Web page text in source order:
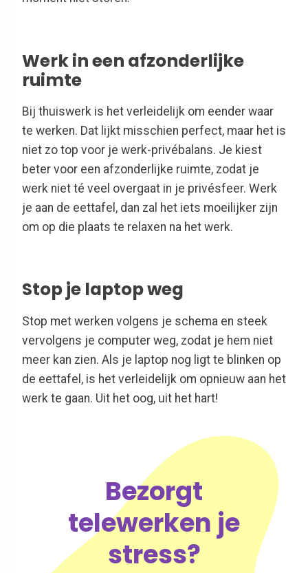
Werk in een afzonderlijke
ruimte
Bij thuiswerk is het verleidelijk om eender waar
te werken. Dat lijkt misschien perfect, maar het is
niet zo top voor je werk-privébalans. Je kiest
beter voor een afzonderlijke ruimte, zodat je
werk niet té veel overgaat in je privésfeer. Werk
je aan de eettafel, dan zal het iets moeilijker zijn
om op die plaats te relaxen na het werk.
Stop je laptop weg
Stop met werken volgens je schema en steek
vervolgens je computer weg, zodat je hem niet
meer kan zien. Als je laptop nog ligt te blinken op
de eettafel, is het verleidelijk om opnieuw aan het
werk te gaan. Uit het oog, uit het hart!
Bezorgt
telewerken je
stress?